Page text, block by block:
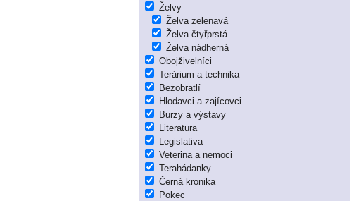
Želvy
Želva zelenavá
Želva čtyřprstá
Želva nádherná
Obojživelníci
Terárium a technika
Bezobratlí
Hlodavci a zajícovci
Burzy a výstavy
Literatura
Legislativa
Veterina a nemoci
Terahádanky
Černá kronika
Pokec